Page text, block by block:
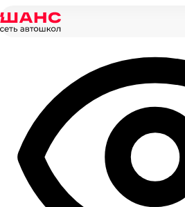
Главная/СМИ о нас
Краснодарец
от автошколы «ШАНС»